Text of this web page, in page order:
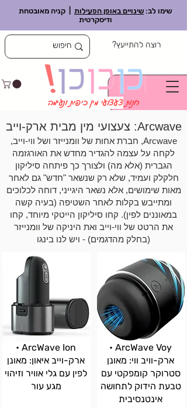
שימו לב: שינויים באופן הפעילות | קניה מאובטחת
ודיסקרטית
רוצה להתייעץ?
חנותצעצועי מין כיפית ונעימה
Arcwave: צעצועי מין מבית ארק-וייב
Arcwave, חברת אחות של וומנייזר ושל ווי-וייב,
לקחה על עצמה להגדיר מחדש את האורגזמה
הגברית (אלא מה) ולצורך כך פיתחה סיליקון
חלקלק ועמיד, שלא רק שנשאר "חדש" גם לאחר
מאות שימושים, אלא נשאר היגייני, דוחה לכלוכים
ומתייבש בקלות לאחר השטיפה (בעיה קשה
במאוננים לפין). קחו סיליקון הייטקי מיוחד, קחו
את הרטט של ווי-וייב ואת היניקה של וומנייזר
(בחלק מהדגמים) - ויש לנו בינגו
ArcWave Voy •
ארק-וויב ווי: מאונן
סטרוקר קומפקטי עם
טבעת הידוק לתחושה
אינטנסיבית
ArcWave Ion •
ארק-וייב איאון: מאונן
לפין עם גלי אוויר וזיהוי
מגע עור